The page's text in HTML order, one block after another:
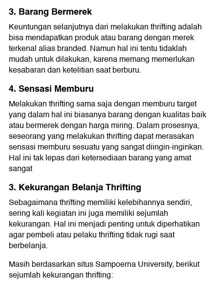
3. Barang Bermerek
Keuntungan selanjutnya dari melakukan thrifting adalah
bisa mendapatkan produk atau barang dengan merek
terkenal alias branded. Namun hal ini tentu tidaklah
mudah untuk dilakukan, karena memang memerlukan
kesabaran dan ketelitian saat berburu.
4. Sensasi Memburu
Melakukan thrifting sama saja dengan memburu target
yang dalam hal ini biasanya barang dengan kualitas baik
atau bermerek dengan harga miring. Dalam prosesnya,
seseorang yang melakukan thrifting dapat merasakan
sensasi memburu sesuatu yang sangat diingin-inginkan.
Hal ini tak lepas dari ketersediaan barang yang amat
sangat
3. Kekurangan Belanja Thrifting
Sebagaimana thrifting memiliki kelebihannya sendiri,
sering kali kegiatan ini juga memiliki sejumlah
kekurangan. Hal ini menjadi penting untuk diperhatikan
agar pembeli atau pelaku thrifting tidak rugi saat
berbelanja.
Masih berdasarkan situs Sampoerna University, berikut
sejumlah kekurangan thrifting: